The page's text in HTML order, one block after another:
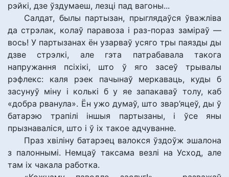
рэйкі, дзе ўздумаеш, лезці пад вагоны...
Салдат, былы партызан, прыглядаўся ўважліва
да стрэлак, колаў паравоза і раз-пораз заміраў —
вось! У партызанах ён узарваў усяго тры паязды ды
дзве стрэлкі, але гэта патрабавала такога
напружання псіхікі, што ў яго засеў трывалы
рэфлекс: каля рэек пачынаў меркаваць, куды б
засунуў міну і колькі б у яе запакаваў толу, каб
«добра рванула». Ён ужо думаў, што звар’яцеў, ды ў
батарэю трапілі іншыя партызаны, і ўсе яны
прызнаваліся, што і ў іх такое адчуванне.
Праз хвіліну батарэец валокся ўздоўж эшалона
з палоннымі. Немцаў таксама везлі на Усход, але
там іх чакала работка.